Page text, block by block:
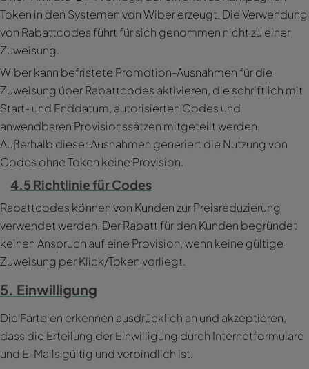
Token in den Systemen von Wiber erzeugt. Die Verwendung
von Rabattcodes führt für sich genommen nicht zu einer
Zuweisung.
Wiber kann befristete Promotion-Ausnahmen für die
Zuweisung über Rabattcodes aktivieren, die schriftlich mit
Start- und Enddatum, autorisierten Codes und
anwendbaren Provisionssätzen mitgeteilt werden.
Außerhalb dieser Ausnahmen generiert die Nutzung von
Codes ohne Token keine Provision.
4.5 Richtlinie für Codes
Rabattcodes können von Kunden zur Preisreduzierung
verwendet werden. Der Rabatt für den Kunden begründet
keinen Anspruch auf eine Provision, wenn keine gültige
Zuweisung per Klick/Token vorliegt.
5. Einwilligung
Die Parteien erkennen ausdrücklich an und akzeptieren,
dass die Erteilung der Einwilligung durch Internetformulare
und E-Mails gültig und verbindlich ist.